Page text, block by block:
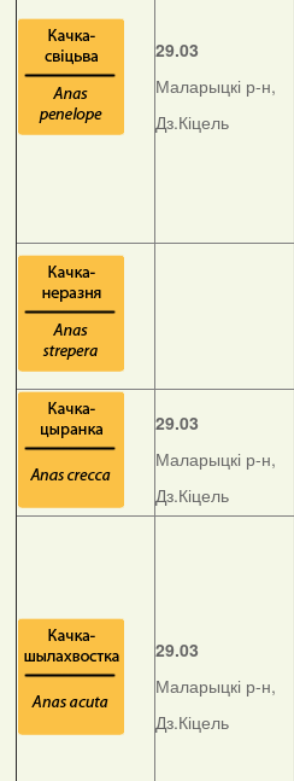
29.03
Маларыцкі р-н,
Дз.Кіцель
29.03
Маларыцкі р-н,
Дз.Кіцель
29.03
Маларыцкі р-н,
Дз.Кіцель